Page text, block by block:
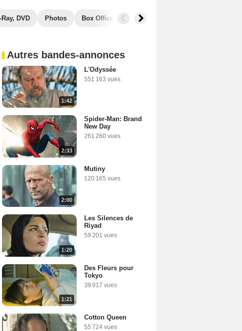
Ray, DVD Photos Box Office Films similaires
Autres bandes-annonces
1:42
L'Odyssée
551 163 vues
2:33
Spider-Man: Brand
New Day
261 260 vues
2:00
Mutiny
120 165 vues
1:20
Les Silences de
Riyad
59 201 vues
1:21
Des Fleurs pour
Tokyo
39 917 vues
Cotton Queen
55 724 vues